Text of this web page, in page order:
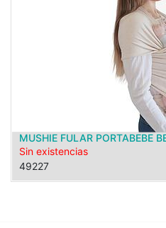
MUSHIE FULAR PORTABEBE
Sin existencias
49227